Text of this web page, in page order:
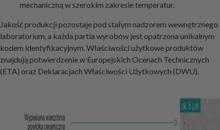
mechaniczną w szerokim zakresie temperatur.
Jakość produkcji pozostaje pod stałym nadzorem wewnętrznego
laboratorium, a każda partia wyrobów jest opatrzona unikalnym
kodem identyfikacyjnym. Właściwości użytkowe produktów
znajdują potwierdzenie w Europejskich Ocenach Technicznych
(ETA) oraz Deklaracjach Właściwości Użytkowych (DWU).